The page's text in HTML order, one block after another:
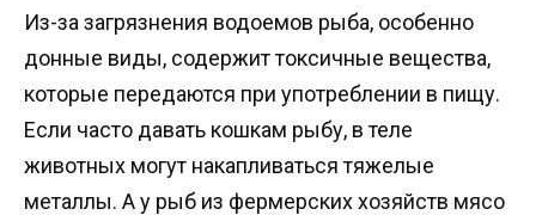
Из-за загрязнения водоемов рыба, особенно
донные виды, содержит токсичные вещества,
которые передаются при употреблении в пищу.
Если часто давать кошкам рыбу, в теле
животных могут накапливаться тяжелые
металлы. А у рыб из фермерских хозяйств мясо